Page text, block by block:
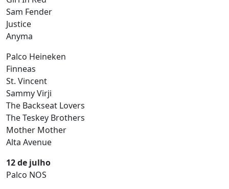
Sam Fender
Justice
Anyma
Palco Heineken
Finneas
St. Vincent
Sammy Virji
The Backseat Lovers
The Teskey Brothers
Mother Mother
Alta Avenue
12 de julho
Palco NOS